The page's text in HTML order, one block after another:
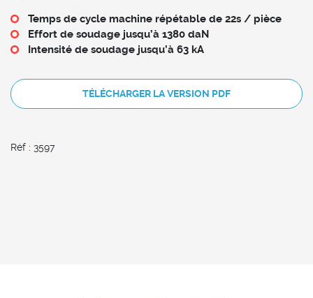
Temps de cycle machine répétable de 22s / pièce
Effort de soudage jusqu’à 1380 daN
Intensité de soudage jusqu’à 63 kA
TÉLÉCHARGER LA VERSION PDF
Réf : 3597